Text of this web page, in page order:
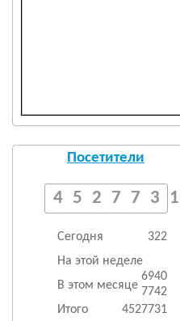
Посетители
4527731
Сегодня
322
На этой неделе
6940
В этом месяце 7742
Итого
4527731